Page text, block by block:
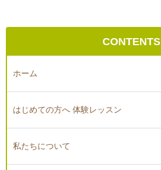
CONTENTS
ホーム
はじめての方へ 体験レッスン
私たちについて